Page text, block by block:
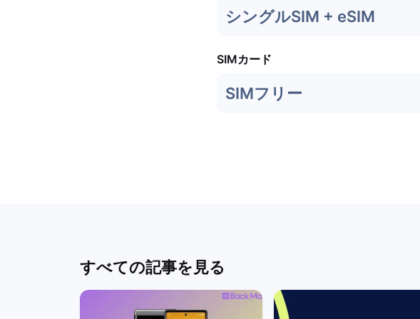
シングルSIM + eSIM
SIMカード
SIMフリー
すべての記事を見る